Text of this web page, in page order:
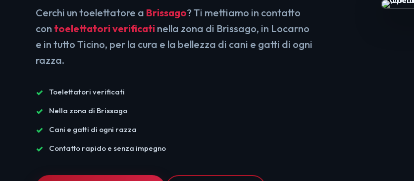
Cerchi un toelettatore a Brissago? Ti mettiamo in contatto
con toelettatori verificati nella zona di Brissago, in Locarno
e in tutto Ticino, per la cura e la bellezza di cani e gatti di ogni
razza.
Toelettatori verificati
Nella zona di Brissago
Cani e gatti di ogni razza
Contatto rapido e senza impegno